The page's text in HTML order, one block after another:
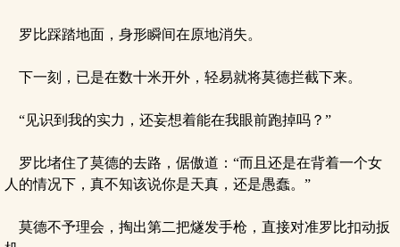
罗比踩踏地面，身形瞬间在原地消失。
下一刻，已是在数十米开外，轻易就将莫德拦截下来。
“见识到我的实力，还妄想着能在我眼前跑掉吗？”
罗比堵住了莫德的去路，倨傲道：“而且还是在背着一个女
人的情况下，真不知该说你是天真，还是愚蠢。”
莫德不予理会，掏出第二把燧发手枪，直接对准罗比扣动扳